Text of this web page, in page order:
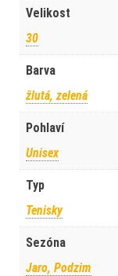
Velikost
30
Barva
žlutá, zelená
Pohlaví
Unisex
Typ
Tenisky
Sezóna
Jaro, Podzim